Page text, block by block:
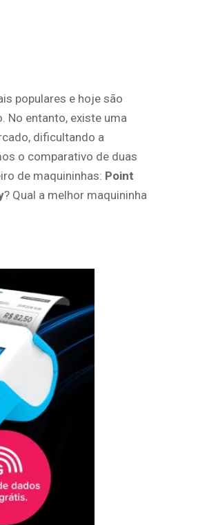
populares e hoje são
No entanto, existe uma
dificultando a
o comparativo de duas
de maquininhas: Point
? Qual a melhor maquininha